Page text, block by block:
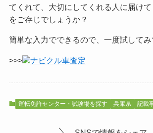
てくれて、大切にしてくれる人に届け
をご存じでしょうか？
簡単な入力でできるので、一度試してみ
>>> ナビクル車査定
運転免許センター・試験場を探す 兵庫県 記載